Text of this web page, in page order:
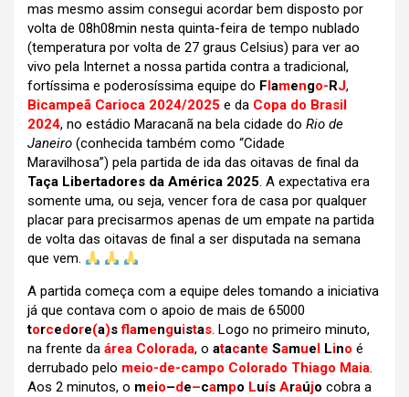
mas mesmo assim consegui acordar bem disposto por
volta de 08h08min nesta quinta-feira de tempo nublado
(temperatura por volta de 27 graus Celsius) para ver ao
vivo pela Internet a nossa partida contra a tradicional,
fortíssima e poderosíssima equipe do Flamengo-RJ,
Bicampeã Carioca 2024/2025 e da Copa do Brasil
2024, no estádio Maracanã na bela cidade do Rio de
Janeiro (conhecida também como “Cidade
Maravilhosa”) pela partida de ida das oitavas de final da
Taça Libertadores da América 2025. A expectativa era
somente uma, ou seja, vencer fora de casa por qualquer
placar para precisarmos apenas de um empate na partida
de volta das oitavas de final a ser disputada na semana
que vem.
A partida começa com a equipe deles tomando a iniciativa
já que contava com o apoio de mais de 65000
torcedore(a)sfamenguistas. Logo no primeiro minuto,
na frente da área Colorada, o atacante Samuel Lino é
derrubado pelo meio-de-campo Colorado Thiago Maia.
Aos 2 minutos, o meio–de–campo Luís Araújo cobra a